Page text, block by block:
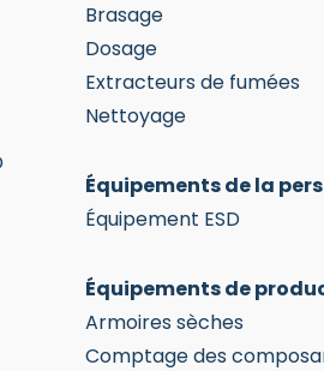
Brasage
Dosage
Extracteurs de fumées
Nettoyage
Équipements de la
Équipement ESD
Équipements de
Armoires sèches
Comptage des